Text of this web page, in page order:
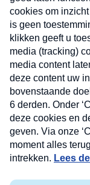
Nieuwsbrief
Neem hier een
nieuwsbrief.